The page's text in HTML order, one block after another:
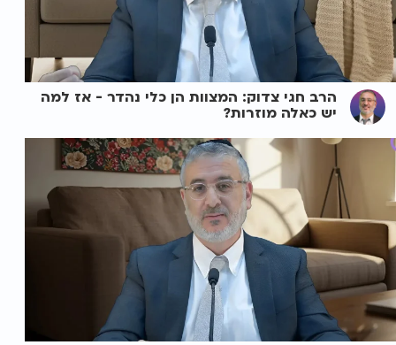
הרב חגי צדוק: המצוות הן כלי נהדר - אז למה
יש כאלה מוזרות?